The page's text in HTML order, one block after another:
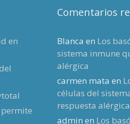
en
Comentarios
Blanca en Los
sistema inmune
alérgica
carmen mata en
células del
respuesta alérgica
admin en Los